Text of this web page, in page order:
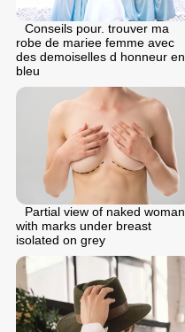
Conseils pour. trouver ma
robe de mariee femme avec
des demoiselles d honneur en
bleu
Partial view of naked woman
with marks under breast
isolated on grey